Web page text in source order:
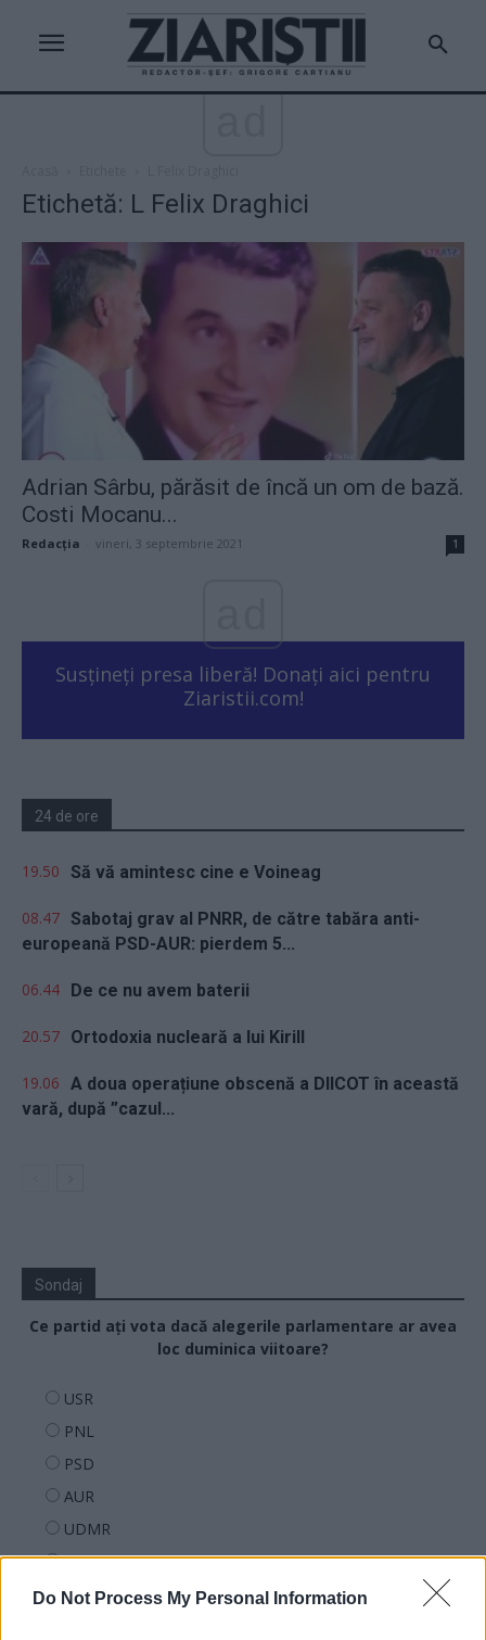
Do Not Process My Personal Information
Etichetă: L Felix Draghici
Adrian Sârbu, părăsit de încă un om de bază.
Costi Mocanu...
Redacţia vineri, 3 septembrie 2021 1
Susțineți presa liberă! Donați aici pentru
Ziaristii.com!
24 de ore
19.50 Să vă amintesc cine e Voineag
08.47 Sabotaj grav al PNRR, de către tabăra anti-
europeană PSD-AUR: pierdem 5...
06.44 De ce nu avem baterii
20.57 Ortodoxia nucleară a lui Kirill
19.06 A doua operațiune obscenă a DIICOT în această
vară, după ”cazul...
Sondaj
Ce partid ați vota dacă alegerile parlamentare ar avea
loc duminica viitoare?
USR
PNL
PSD
AUR
UDMR
PMP (Tomac)
Forța Dreptei (L. Orban)